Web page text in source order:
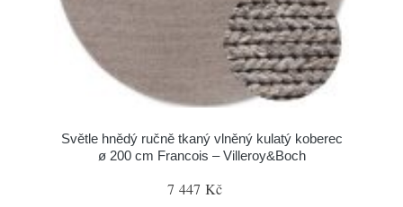
Světle hnědý ručně tkaný vlněný kulatý koberec
ø 200 cm Francois – Villeroy&Boch
7 447 Kč